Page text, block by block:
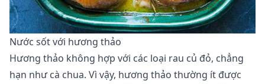
Nước sốt với hương thảo
Hương thảo không hợp với các loại rau củ đỏ, chẳng
hạn như cà chua. Vì vậy, hương thảo thường ít được